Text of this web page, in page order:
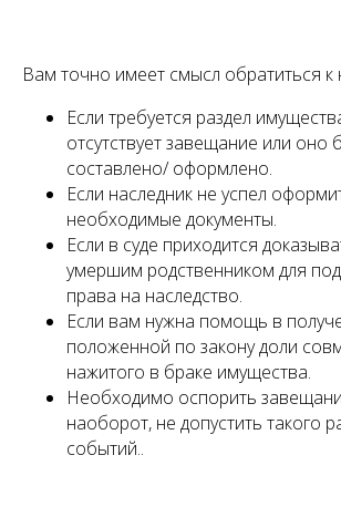
Вам точно имеет смысл обратиться к
Если требуется раздел
отсутствует завещание или оно
составлено/ оформлено.
Если наследник не успел
необходимые документы.
Если в суде приходится
умершим родственником для
права на наследство.
Если вам нужна помощь в
положенной по закону доли
нажитого в браке имущества.
Необходимо оспорить
наоборот, не допустить такого
событий..